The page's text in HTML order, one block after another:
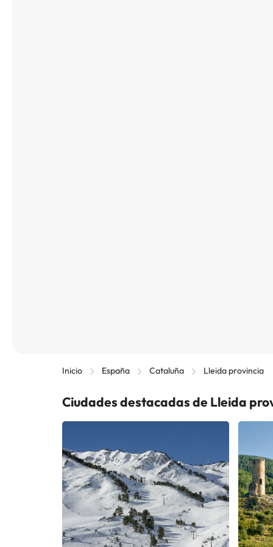
Inicio España Cataluña Lleida provincia
Ciudades destacadas de Lleida